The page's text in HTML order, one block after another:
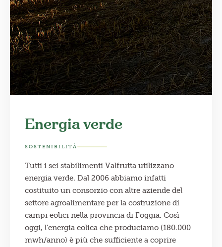
Energia verde
SOSTENIBILITÀ
Tutti i sei stabilimenti Valfrutta utilizzano
energia verde. Dal 2006 abbiamo infatti
costituito un consorzio con altre aziende del
settore agroalimentare per la costruzione di
campi eolici nella provincia di Foggia. Così
oggi, l'energia eolica che produciamo (180.000
mwh/anno) è più che sufficiente a coprire